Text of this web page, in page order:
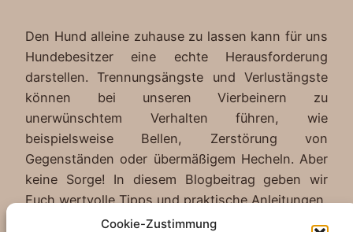
Cookie-Zustimmung
Den Hund alleine zuhause zu lassen kann für uns
Hundebesitzer eine echte Herausforderung
darstellen. Trennungsängste und Verlustängste
können bei unseren Vierbeinern zu
unerwünschtem Verhalten führen, wie
beispielsweise Bellen, Zerstörung von
Gegenständen oder übermäßigem Hecheln. Aber
keine Sorge! In diesem Blogbeitrag geben wir
Euch wertvolle Tipps und praktische Anleitungen,
wie Ihr Eurem Hund das Alleinebleiben